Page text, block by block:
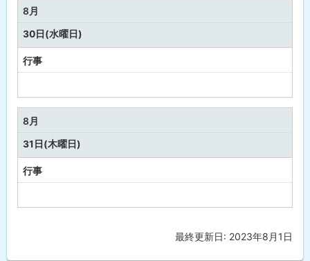
な
し
8月
30日(水曜日)
行事
定
な
し
8月
31日(木曜日)
行事
定
最終更新日: 2023年8月1日